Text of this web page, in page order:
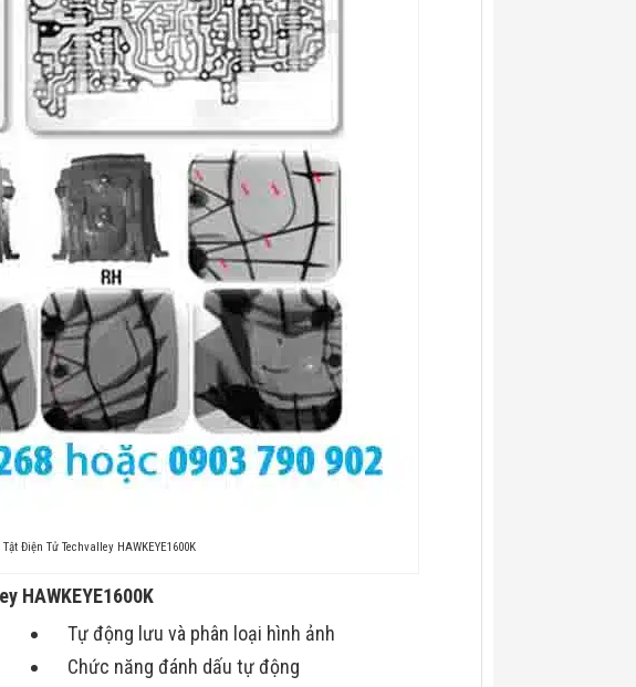
Điện Tử Techvalley HAWKEYE1600K
HAWKEYE1600K
Tự động lưu và phân loại hình ảnh
Chức năng đánh dấu tự động